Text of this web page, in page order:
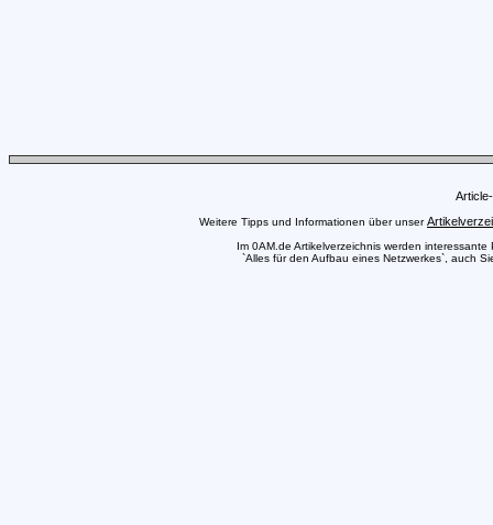
Weitere Tipps und Informationen über unser
Im 0AM.de Artikelverzeichnis werden
`Alles für den Aufbau eines Netzwerkes`, auch